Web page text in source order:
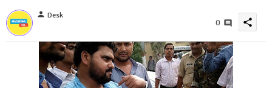
person Desk
0 share